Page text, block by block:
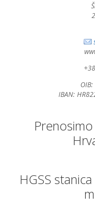
IBAN:
HGSS